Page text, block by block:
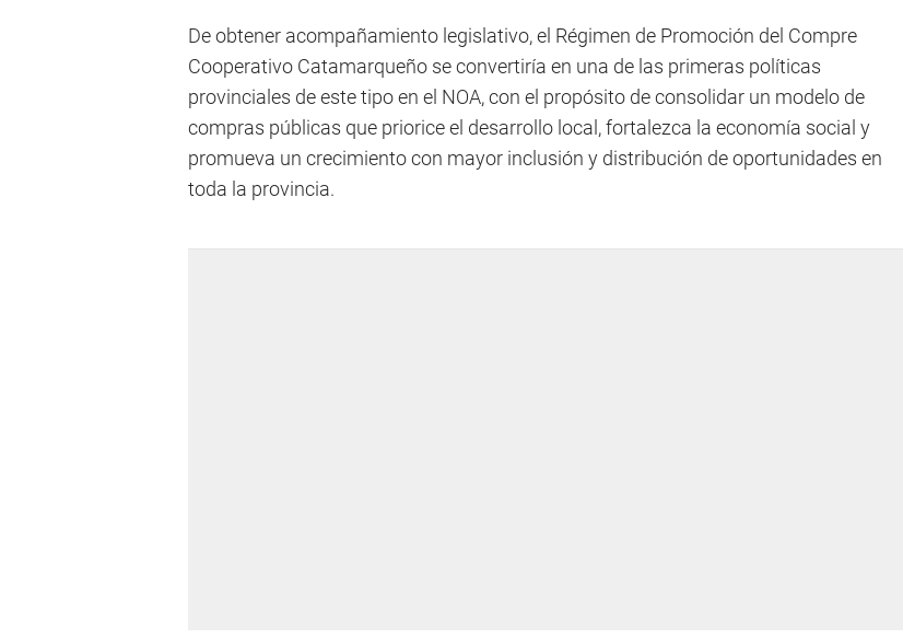
De obtener acompañamiento legislativo, el Régimen de Promoción del Compre
Cooperativo Catamarqueño se convertiría en una de las primeras políticas
provinciales de este tipo en el NOA, con el propósito de consolidar un modelo de
compras públicas que priorice el desarrollo local, fortalezca la economía social y
promueva un crecimiento con mayor inclusión y distribución de oportunidades en
toda la provincia.